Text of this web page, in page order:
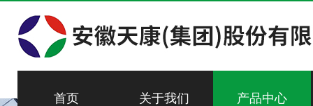
首页 关于我们 产品中心